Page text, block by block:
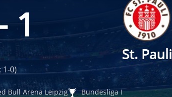
1
St. Pauli
1-0)
Bull Arena Leipzig Bundesliga I